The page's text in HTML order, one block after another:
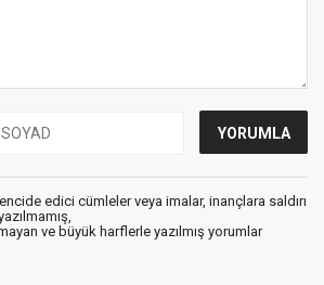
edici cümleler veya imalar, inançlara saldırı
ve büyük harflerle yazılmış yorumlar